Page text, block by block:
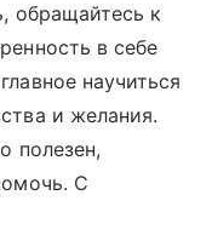
обращайтесь к
в себе
научиться
и желания.
полезен,
С